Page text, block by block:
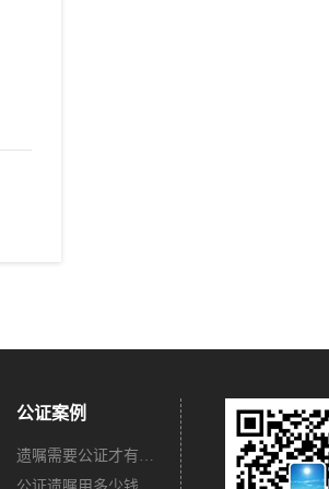
公证案例
遗嘱需要公证才有法律效力吗？